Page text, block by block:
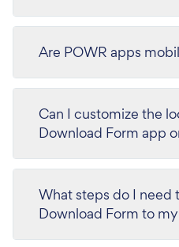
Are POWR apps
Can I customize the
Download Form app
What steps do I need
Download Form to